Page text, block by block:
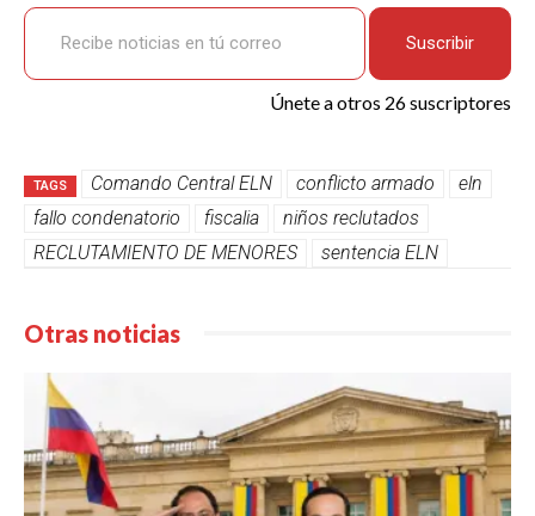
Recibe noticias en tú correo
Suscribir
Únete a otros 26 suscriptores
TAGS Comando Central ELN conflicto armado
eln
fallo condenatorio
fiscalia
niños reclutados
RECLUTAMIENTO DE MENORES
sentencia ELN
Otras noticias